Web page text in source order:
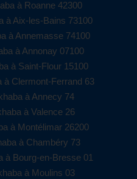
à Roanne 42300
à Aix-les-Bains 73100
à Annemasse 74100
à Annonay 07100
à Saint-Flour 15100
à Clermont-Ferrand 63
à Annecy 74
à Valence 26
à Montélimar 26200
à Chambéry 73
à Bourg-en-Bresse 01
à Moulins 03